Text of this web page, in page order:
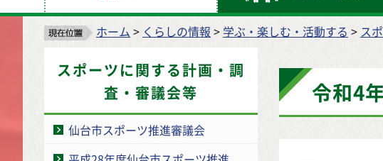
ホーム > くらしの情報 > 学ぶ・楽しむ・活動する > ス
スポーツに関する計画・調
査・審議会等
仙台市スポーツ推進審議会
令和4